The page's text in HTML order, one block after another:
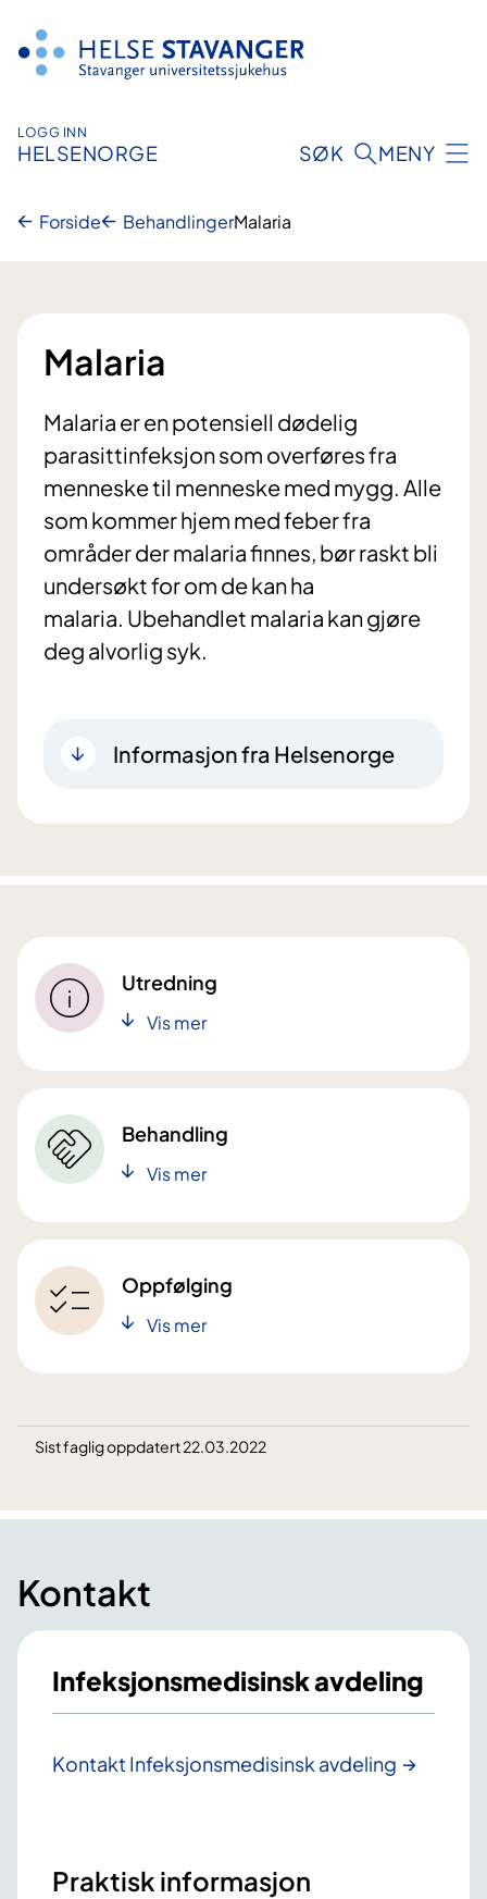
innhold
LOGG INN
HELSENORGE SØK MENY
Forside BehandlingerMalaria
Malaria
Malaria er en potensiell dødelig
parasittinfeksjon som overføres fra
menneske til menneske med mygg. Alle
som kommer hjem med feber fra
områder der malaria finnes, bør raskt bli
undersøkt for om de kan ha
malaria. Ubehandlet malaria kan gjøre
deg alvorlig syk.
Informasjon fra Helsenorge
Utredning
Vis mer
Behandling
Vis mer
Oppfølging
Vis mer
Sist faglig oppdatert 22.03.2022
Kontakt
Infeksjonsmedisinsk avdeling
Kontakt Infeksjonsmedisinsk avdeling
Praktisk informasjon